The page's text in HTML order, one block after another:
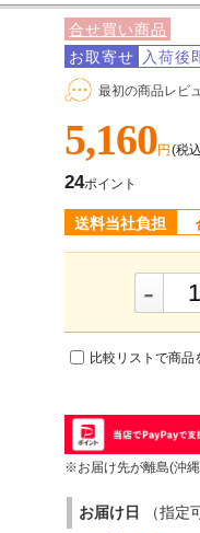
合せ買い商品
お取寄せ
入荷後
最初の商品レビ
5,160円 (税
24ポイント
送料当社負担
-
比較リストで商品
※お届け先が離島(沖
お届け日 （指定